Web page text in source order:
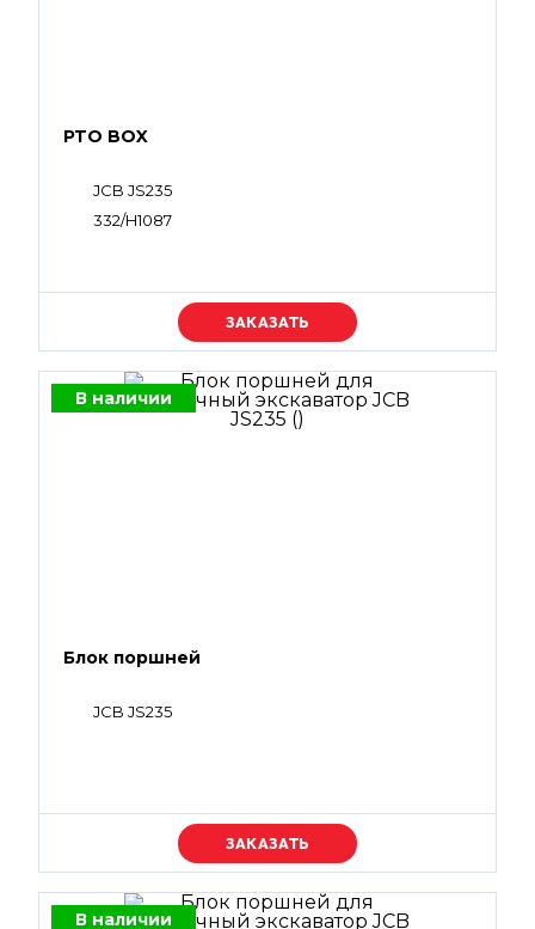
PTO BOX
JCB JS235
332/H1087
Уточняйте цену
В наличии
Блок поршней
JCB JS235
Уточняйте цену
В наличии